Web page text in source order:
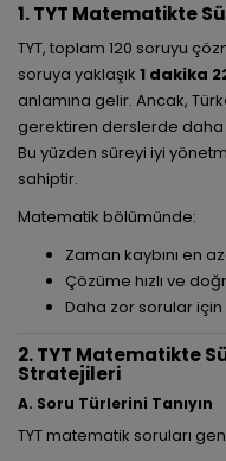
1. TYT Matematikte
TYT, toplam 120 soruyu
soruya yaklaşık 1 dakika
anlamına gelir. Ancak,
gerektiren derslerde daha
Bu yüzden süreyi iyi
sahiptir.
Matematik bölümünde:
Zaman kaybını en
Çözüme hızlı ve
Daha zor sorular
2. TYT Matematikte
Stratejileri
A. Soru Türlerini Tanıyın
TYT matematik soruları